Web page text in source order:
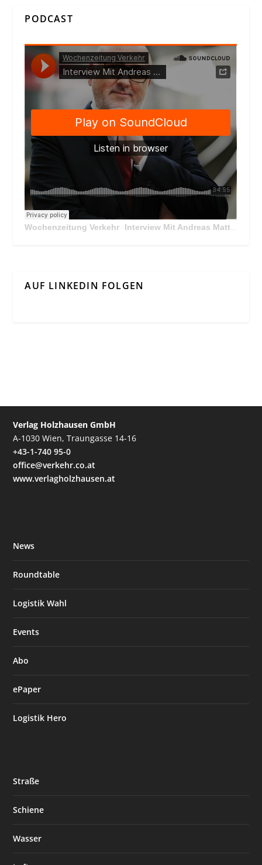
PODCAST
Wochenzeitung Verkehr · Interview Mit Andreas Matthä, CEO der ÖBB Holding
AUF LINKEDIN FOLGEN
Verlag Holzhausen GmbH
A-1030 Wien, Traungasse 14-16
+43-1-740 95-0
office@verkehr.co.at
www.verlagholzhausen.at
News
Roundtable
Logistik Wahl
Events
Abo
ePaper
Logistik Hero
Straße
Schiene
Wasser